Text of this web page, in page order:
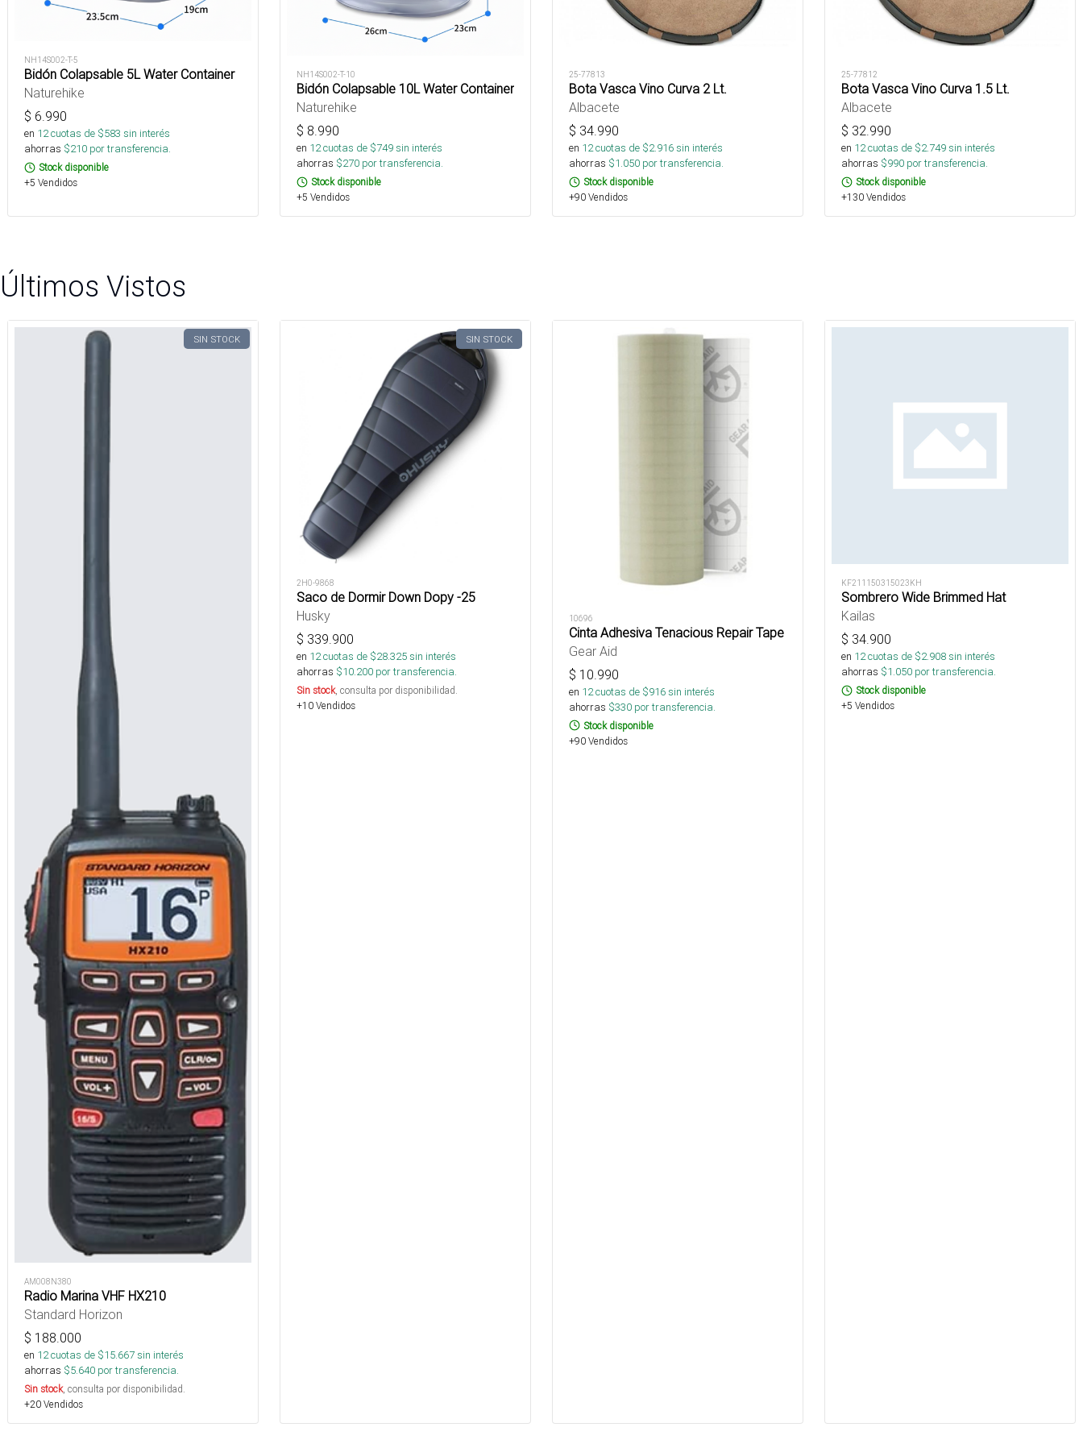
NH14S002-T-5
Bidón Colapsable 5L Water Container
Naturehike
$ 6.990
en 12cuotas de $583 sin interés
ahorras $210 por transferencia.
Stock disponible
+5 Vendidos
NH14S002-T-10
Bidón Colapsable 10L Water Container
Naturehike
$ 8.990
en 12cuotas de $749sin interés
ahorras $270 por transferencia.
Stock disponible
+5 Vendidos
25-77813
Bota Vasca Vino Curva 2 Lt.
Albacete
$ 34.990
en 12cuotas de $2.916sin interés
ahorras $1.050 por transferencia.
Stock disponible
+90 Vendidos
25-77812
Bota Vasca Vino Curva 1.5 Lt.
Albacete
$ 32.990
en 12cuotas de $2.749sin interés
ahorras $990 por transferencia.
Stock disponible
+130 Vendidos
Últimos Vistos
SIN STOCK
AM008N380
Radio Marina VHF HX210
Standard Horizon
$ 188.000
en 12cuotas de $15.667sin interés
ahorras $5.640 por transferencia.
Sin stock, consulta por disponibilidad.
+20 Vendidos
SIN STOCK
2H0-9868
Saco de Dormir Down Dopy -25
Husky
$ 339.900
en 12cuotas de $28.325sin interés
ahorras $10.200 por transferencia.
Sin stock, consulta por disponibilidad.
+10 Vendidos
10696
Cinta Adhesiva Tenacious Repair Tape
Gear Aid
$ 10.990
en 12cuotas de $916sin interés
ahorras $330 por transferencia.
Stock disponible
+90 Vendidos
KF211150315023KH
Sombrero Wide Brimmed Hat
Kailas
$ 34.900
en 12cuotas de $2.908sin interés
ahorras $1.050 por transferencia.
Stock disponible
+5 Vendidos